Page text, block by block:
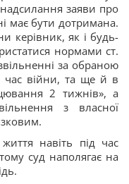
заяви про
має бути дотримана.
керівник, як і будь-
нормами ст.
за обраною
час війни, та ще й в
2 тижнів», а
з власної
навіть під час
суд наполягає на